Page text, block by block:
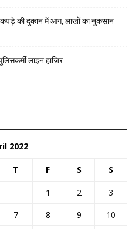
कपड़े की दुकान में आग, लाखों का नुकसान
लाइन हाजिर
2022
T F S S
1 2
3
7 8 9
10